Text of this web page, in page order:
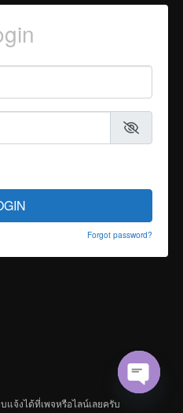
Forgot password?
จ้งได้ที่เพจหรือไลน์เลยครับ